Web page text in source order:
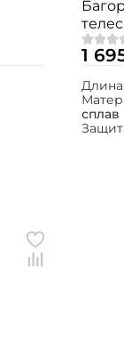
1
Длина:
сплав